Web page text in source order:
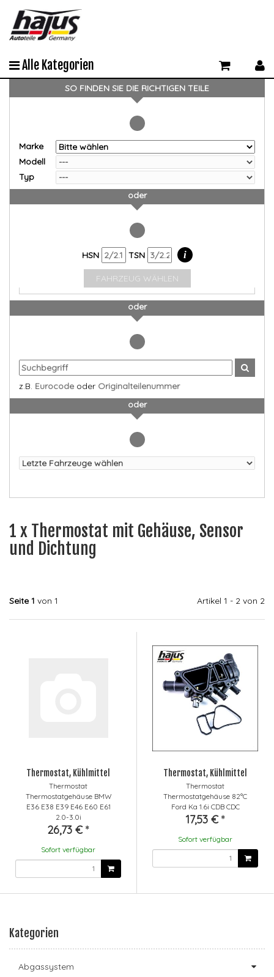
Alle Kategorien
SO FINDEN SIE DIE RICHTIGEN TEILE
Marke
Modell
Typ
oder
HSN TSN i
FAHRZEUG WÄHLEN
oder
z.B. Eurocode oder Originalteilenummer
oder
1 x Thermostat mit Gehäuse, Sensor
und Dichtung
Seite 1 von 1 Artikel 1 - 2 von 2
Thermostat, Kühlmittel
Thermostat
Thermostatgehäuse BMW
E36 E38 E39 E46 E60 E61
2.0-3.0i
26,73 € *
Sofort verfügbar
Thermostat, Kühlmittel
Thermostat
Thermostatgehäuse 82°C
Ford Ka 1.6i CDB CDC
17,53 € *
Sofort verfügbar
Kategorien
Abgassystem